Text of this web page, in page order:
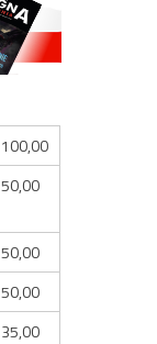
100,00
50,00
50,00
50,00
35,00